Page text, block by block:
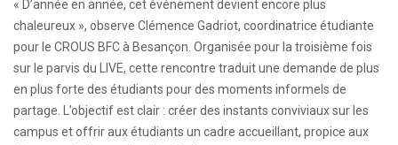
« D’année en année, cet événement devient encore plus
chaleureux », observe Clémence Gadriot, coordinatrice étudiante
pour le CROUS BFC à Besançon. Organisée pour la troisième fois
sur le parvis du LIVE, cette rencontre traduit une demande de plus
en plus forte des étudiants pour des moments informels de
partage. L’objectif est clair : créer des instants conviviaux sur les
campus et offrir aux étudiants un cadre accueillant, propice aux